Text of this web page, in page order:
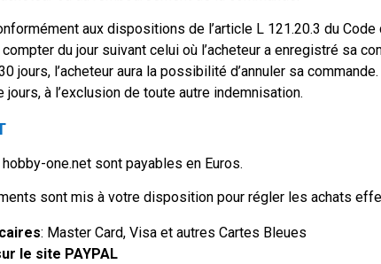
aux dispositions de l’article L 121.20.3 du
du jour suivant celui où l’acheteur a enregistré sa
jours, l’acheteur aura la possibilité d’annuler sa
à l’exclusion de toute autre indemnisation.
one.net sont payables en Euros.
sont mis à votre disposition pour régler les achats
: Master Card, Visa et autres Cartes Bleues
le site PAYPAL